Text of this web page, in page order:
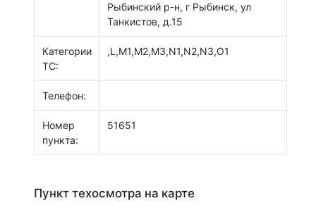
Рыбинский р-н, г Рыбинск, ул
Танкистов, д.15
Категории
ТС:
,L,M1,M2,M3,N1,N2,N3,O1
Телефон:
Номер
пункта:
51651
Пункт техосмотра на карте